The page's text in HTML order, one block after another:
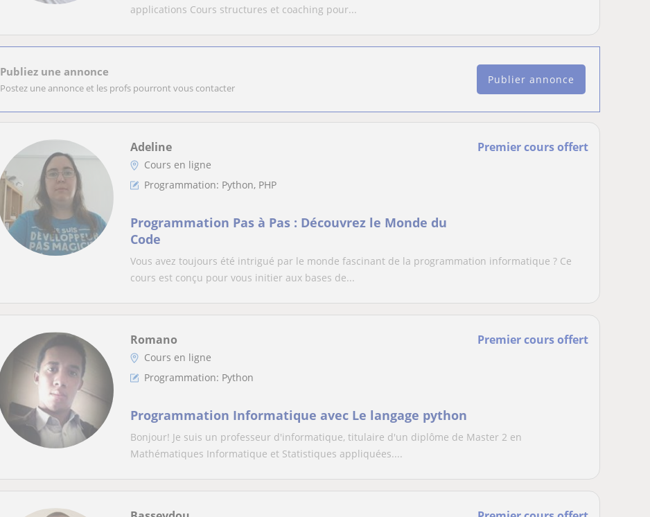
applications Cours structures et coaching pour...
Publiez une annonce
Postez une annonce et les profs pourront vous contacter
Publier annonce
Premier cours offert
Adeline
Cours en ligne
Programmation: Python, PHP
Programmation Pas à Pas : Découvrez le Monde du
Code
Vous avez toujours été intrigué par le monde fascinant de la programmation informatique ? Ce
cours est conçu pour vous initier aux bases de...
Premier cours offert
Romano
Cours en ligne
Programmation: Python
Programmation Informatique avec Le langage python
Bonjour! Je suis un professeur d'informatique, titulaire d'un diplôme de Master 2 en
Mathématiques Informatique et Statistiques appliquées....